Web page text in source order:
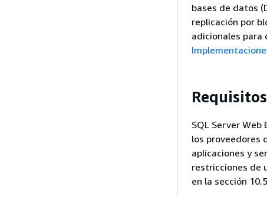
bases de datos
replicación por
adicionales para
SQL Server
los proveedores
aplicaciones y
restricciones de
en la sección